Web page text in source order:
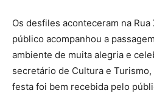
Os desfiles aconteceram na
público acompanhou a
ambiente de muita alegria e
secretário de Cultura e
festa foi bem recebida pelo